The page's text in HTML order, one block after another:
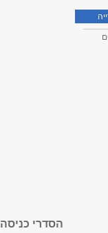
הסדרי